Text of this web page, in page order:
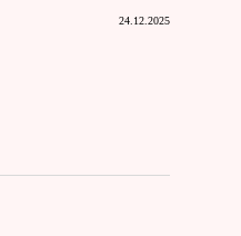
24.12.2025